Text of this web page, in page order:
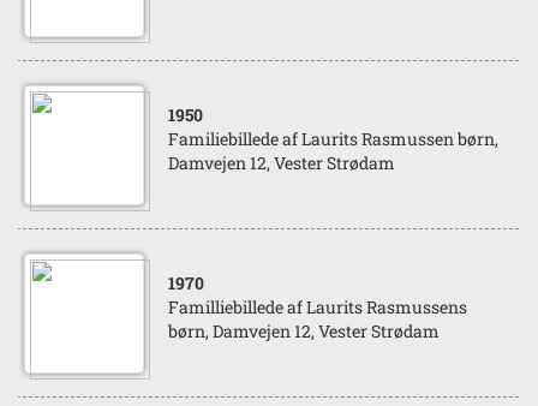
1950
Familiebillede af Laurits Rasmussen børn,
Damvejen 12, Vester Strødam
1970
Familliebillede af Laurits Rasmussens
børn, Damvejen 12, Vester Strødam